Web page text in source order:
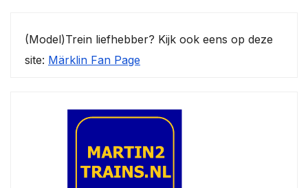
(Model)Trein liefhebber? Kijk ook eens op deze
site: Märklin Fan Page